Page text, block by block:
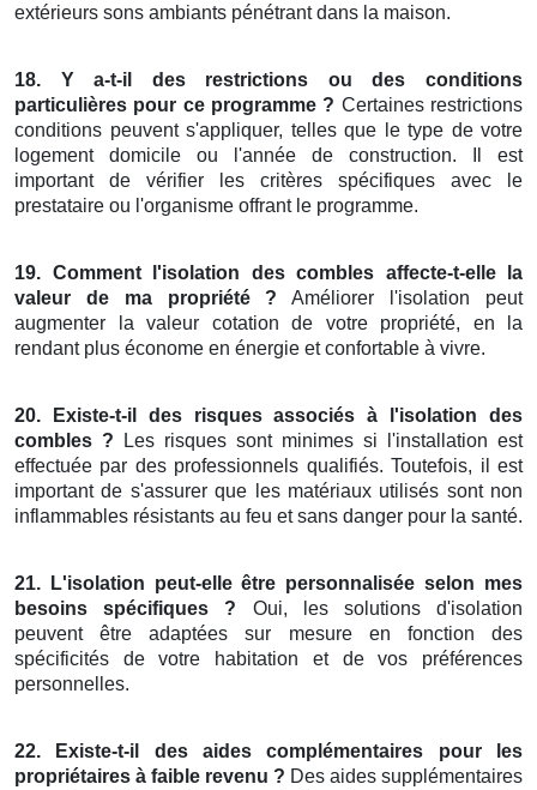
extérieurs sons ambiants pénétrant dans la maison.
18. Y a-t-il des restrictions ou des conditions
particulières pour ce programme ? Certaines restrictions
conditions peuvent s'appliquer, telles que le type de votre
logement domicile ou l'année de construction. Il est
important de vérifier les critères spécifiques avec le
prestataire ou l'organisme offrant le programme.
19. Comment l'isolation des combles affecte-t-elle la
valeur de ma propriété ? Améliorer l'isolation peut
augmenter la valeur cotation de votre propriété, en la
rendant plus économe en énergie et confortable à vivre.
20. Existe-t-il des risques associés à l'isolation des
combles ? Les risques sont minimes si l'installation est
effectuée par des professionnels qualifiés. Toutefois, il est
important de s'assurer que les matériaux utilisés sont non
inflammables résistants au feu et sans danger pour la santé.
21. L'isolation peut-elle être personnalisée selon mes
besoins spécifiques ? Oui, les solutions d'isolation
peuvent être adaptées sur mesure en fonction des
spécificités de votre habitation et de vos préférences
personnelles.
22. Existe-t-il des aides complémentaires pour les
propriétaires à faible revenu ? Des aides supplémentaires